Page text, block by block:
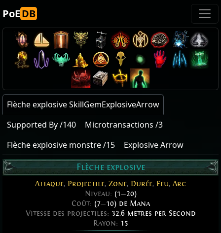
PoEDB
Flèche explosive SkillGemExplosiveArrow
Supported By /140
Microtransactions /3
Flèche explosive monstre /15
Explosive Arrow
Flèche explosive
Attaque, Projectile, Zone, Durée, Feu, Arc
Niveau: (1—20)
Coût: (7—10) de Mana
Vitesse des projectiles: 32.6 metres per Second
Rayon: 15